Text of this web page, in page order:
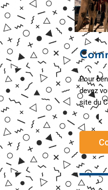
Pour
devez
site du